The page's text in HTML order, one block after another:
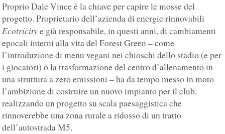
Proprio Dale Vince è la chiave per capire le mosse del
progetto. Proprietario dell’azienda di energie rinnovabili
Ecotricitye già responsabile, in questi anni, di cambiamenti
epocali interni alla vita del Forest Green – come
l’introduzione di menu vegani nei chioschi dello stadio (e per
i giocatori) o la trasformazione del centro d’allenamento in
una struttura a zero emissioni – ha da tempo messo in moto
l’ambizione di costruire un nuovo impianto per il club,
realizzando un progetto su scala paesaggistica che
rinnoverebbe una zona rurale a ridosso di un tratto
dell’autostrada M5.